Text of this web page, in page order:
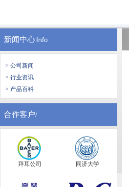
新闻中心Info
> 公司新闻
> 行业资讯
> 产品百科
合作客户/
拜耳公司 同济大学